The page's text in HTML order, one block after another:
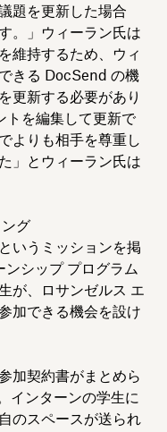
題を更新した場合
。」ウィーラン氏は
維持するため、ウィ
きる DocSend の機
更新する必要があり
トを編集して更新で
よりも相手を尊重し
」とウィーラン氏は
グ
いうミッションを掲
シップ プログラム
が、ロサンゼルス エ
加できる機会を設け
加契約書がまとめら
インターンの学生に
のスペースが送られ